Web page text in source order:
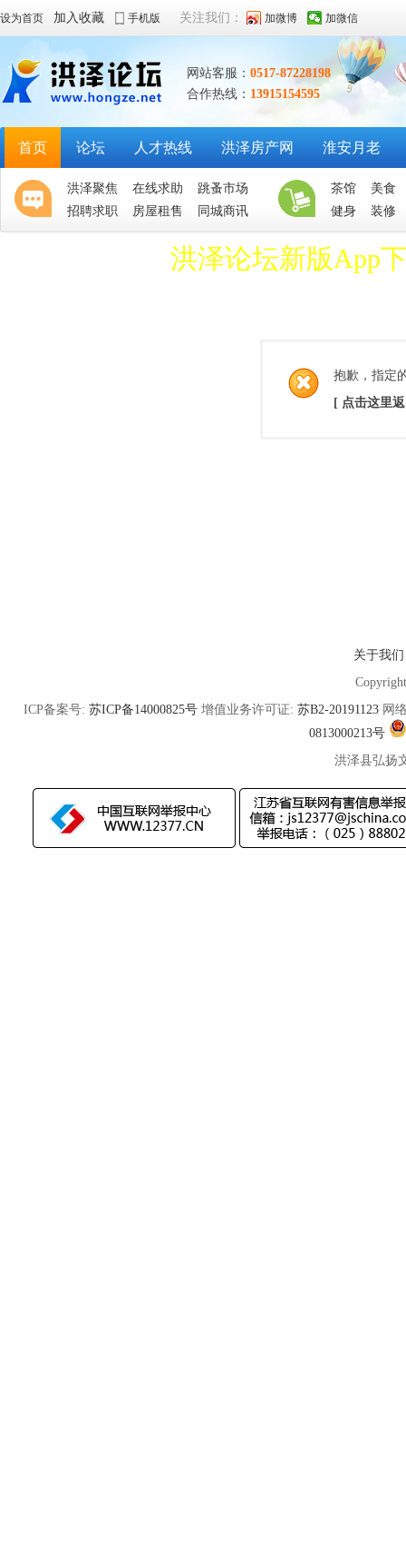
设为首页 加入收藏 手机版 关注我们： 加微博 加微信
网站客服： 0517-87228198
合作热线： 13915154595
首页 论坛 人才热线 洪泽房产网 淮安月老
洪泽聚焦 在线求助
跳蚤市场
招聘求职
房屋租售 同城商讯
茶馆
美食
健身
装修
洪泽论坛新版App
抱歉，指定
[ 点击这里
关于我们
ICP备案号: 苏ICP备14000825号 增值业务许可证: 苏B2-20191123 网
0813000213号
洪泽县弘扬